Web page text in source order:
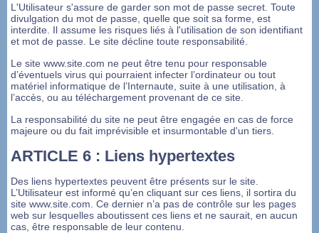
L'Utilisateur s'assure de garder son mot de passe secret. Toute
divulgation du mot de passe, quelle que soit sa forme, est
interdite. Il assume les risques liés à l'utilisation de son identifiant
et mot de passe. Le site décline toute responsabilité.
Le site www.site.com ne peut être tenu pour responsable
d’éventuels virus qui pourraient infecter l’ordinateur ou tout
matériel informatique de l’Internaute, suite à une utilisation, à
l’accès, ou au téléchargement provenant de ce site.
La responsabilité du site ne peut être engagée en cas de force
majeure ou du fait imprévisible et insurmontable d'un tiers.
ARTICLE 6 : Liens hypertextes
Des liens hypertextes peuvent être présents sur le site.
L’Utilisateur est informé qu’en cliquant sur ces liens, il sortira du
site www.site.com. Ce dernier n’a pas de contrôle sur les pages
web sur lesquelles aboutissent ces liens et ne saurait, en aucun
cas, être responsable de leur contenu.